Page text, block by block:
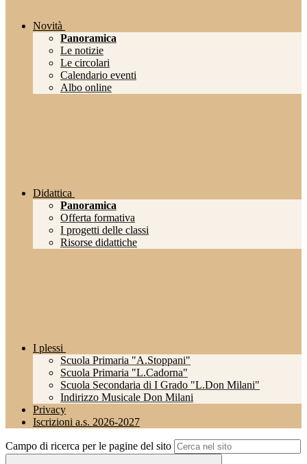
Novità
Panoramica
Le notizie
Le circolari
Calendario eventi
Albo online
Didattica
Panoramica
Offerta formativa
I progetti delle classi
Risorse didattiche
I plessi
Scuola Primaria "A.Stoppani"
Scuola Primaria "L.Cadorna"
Scuola Secondaria di I Grado "L.Don Milani"
Indirizzo Musicale Don Milani
Privacy
Iscrizioni a.s. 2026-2027
Campo di ricerca per le pagine del sito